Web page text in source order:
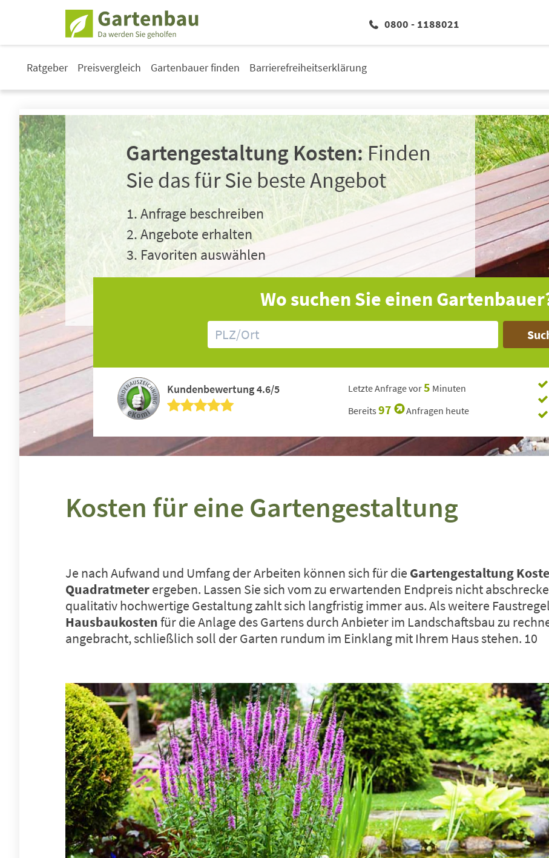
0800 - 1188021
Ratgeber Preisvergleich Gartenbauer finden Barrierefreiheitserklärung
Gartengestaltung Kosten:Finden
Sie das für Sie beste Angebot
Anfrage beschreiben
Angebote erhalten
Favoriten auswählen
Wo suchen Sie einen
Kundenbewertung 4.6/5 Letzte Anfrage vor5 Minuten
Bereits 97 Anfragen heute
Kosten für eine Gartengestaltung
Je nach Aufwand und Umfang der Arbeiten können sich für die Gartengestaltung
Quadratmeterergeben. Lassen Sie sich vom zu erwartenden Endpreis nicht
qualitativ hochwertige Gestaltung zahlt sich langfristig immer aus. Als weitere
Hausbaukostenfür die Anlage des Gartens durch Anbieter im Landschaftsbau zu
angebracht, schließlich soll der Garten rundum im Einklang mit Ihrem Haus stehen. 10